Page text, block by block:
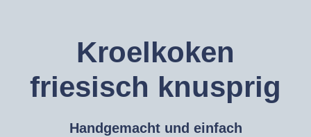
Kroelkoken
friesisch knusprig
Handgemacht und einfach